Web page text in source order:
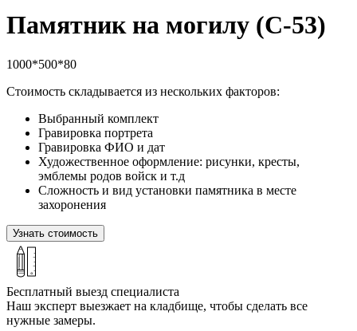
Памятник на могилу (С-53)
1000*500*80
Стоимость складывается из нескольких факторов:
Выбранный комплект
Гравировка портрета
Гравировка ФИО и дат
Художественное оформление: рисунки, кресты,
эмблемы родов войск и т.д
Сложность и вид установки памятника в месте
захоронения
Узнать стоимость
Бесплатный выезд специалиста
Наш эксперт выезжает на кладбище, чтобы сделать все
нужные замеры.